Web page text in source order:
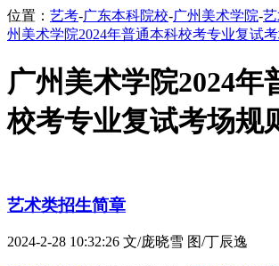
位置： 艺考-广东本科院校-广州美术学院-
州美术学院2024年普通本科校考专业复试考
广州美术学院2024年
校考专业复试考场规
艺术类招生简章
2024-2-28 10:32:26 文/庞晓雪 图/丁辰逸